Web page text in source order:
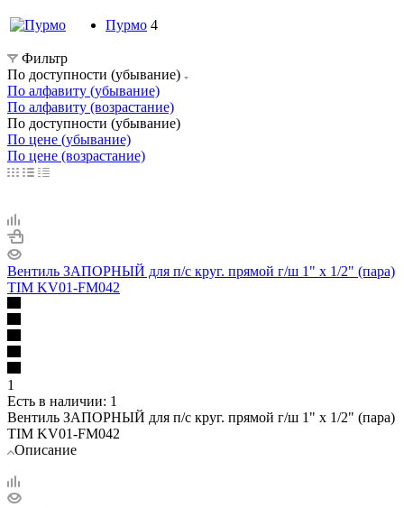
Пурмо 4
Фильтр
По доступности (убывание)
По алфавиту (убывание)
По алфавиту (возрастание)
По доступности (убывание)
По цене (убывание)
По цене (возрастание)
Вентиль ЗАПОРНЫЙ для п/с круг. прямой г/ш 1" х 1/2" (пара)
TIM KV01-FM042
1
Есть в наличии: 1
Вентиль ЗАПОРНЫЙ для п/с круг. прямой г/ш 1" х 1/2" (пара)
TIM KV01-FM042
Описание